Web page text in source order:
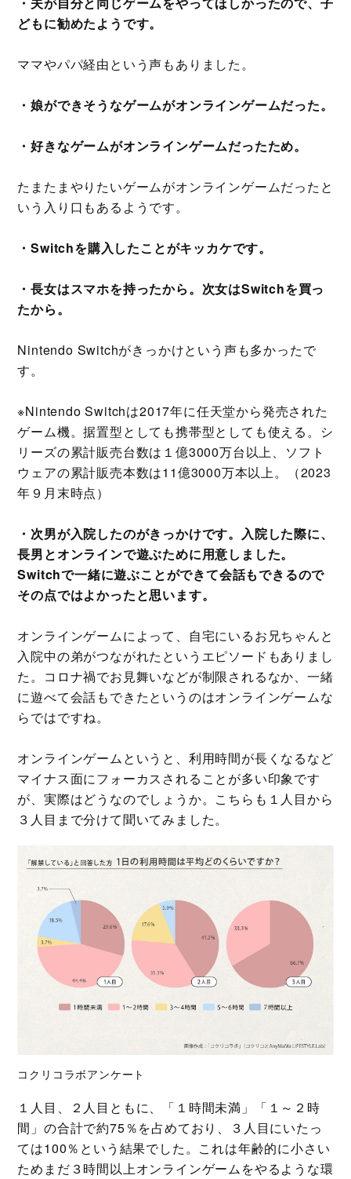
どもに勧めたようです。
ママやパパ経由という声もありました。
・娘ができそうなゲームがオンラインゲームだった。
・好きなゲームがオンラインゲームだったため。
たまたまやりたいゲームがオンラインゲームだったと
いう入り口もあるようです。
・Switchを購入したことがキッカケです。
・長女はスマホを持ったから。次女はSwitchを買っ
たから。
Nintendo Switchがきっかけという声も多かったで
す。
※Nintendo Switchは2017年に任天堂から発売された
ゲーム機。据置型としても携帯型としても使える。シ
リーズの累計販売台数は１億3000万台以上、ソフト
ウェアの累計販売本数は11億3000万本以上。（2023
年９月末時点）
・次男が入院したのがきっかけです。入院した際に、
長男とオンラインで遊ぶために用意しました。
Switchで一緒に遊ぶことができて会話もできるので
その点ではよかったと思います。
オンラインゲームによって、自宅にいるお兄ちゃんと
入院中の弟がつながれたというエピソードもありまし
た。コロナ禍でお見舞いなどが制限されるなか、一緒
に遊べて会話もできたというのはオンラインゲームな
らではですね。
オンラインゲームというと、利用時間が長くなるなど
マイナス面にフォーカスされることが多い印象です
が、実際はどうなのでしょうか。こちらも１人目から
３人目まで分けて聞いてみました。
コクリコラボアンケート
１人目、２人目ともに、「１時間未満」「１～２時
間」の合計で約75％を占めており、３人目にいたっ
ては100％という結果でした。これは年齢的に小さい
ためまだ３時間以上オンラインゲームをやるような環